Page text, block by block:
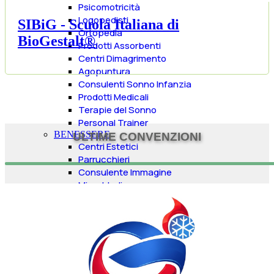
Psicomotricità
Logopedisti
Ortopedia
Prodotti Assorbenti
Centri Dimagrimento
Agopuntura
Consulenti Sonno Infanzia
Prodotti Medicali
Terapie del Sonno
Personal Trainer
BENESSERE
Centri Estetici
Parrucchieri
Consulente Immagine
Microblading
Antistress
Cosmeceutica
SPA per Cani
SIBiG - Scuola Italiana di
BioGestalt®
ULTIME CONVENZIONI